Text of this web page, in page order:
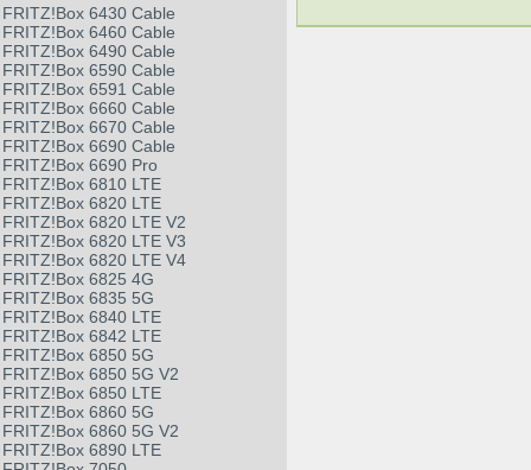
FRITZ!Box 6430 Cable
FRITZ!Box 6460 Cable
FRITZ!Box 6490 Cable
FRITZ!Box 6590 Cable
FRITZ!Box 6591 Cable
FRITZ!Box 6660 Cable
FRITZ!Box 6670 Cable
FRITZ!Box 6690 Cable
FRITZ!Box 6690 Pro
FRITZ!Box 6810 LTE
FRITZ!Box 6820 LTE
FRITZ!Box 6820 LTE V2
FRITZ!Box 6820 LTE V3
FRITZ!Box 6820 LTE V4
FRITZ!Box 6825 4G
FRITZ!Box 6835 5G
FRITZ!Box 6840 LTE
FRITZ!Box 6842 LTE
FRITZ!Box 6850 5G
FRITZ!Box 6850 5G V2
FRITZ!Box 6850 LTE
FRITZ!Box 6860 5G
FRITZ!Box 6860 5G V2
FRITZ!Box 6890 LTE